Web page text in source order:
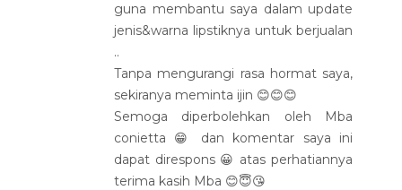
guna membantu saya dalam update
jenis&warna lipstiknya untuk berjualan
..
Tanpa mengurangi rasa hormat saya,
sekiranya meminta ijin 😊😊😊
Semoga diperbolehkan oleh Mba
conietta 😁 dan komentar saya ini
dapat direspons 😀 atas perhatiannya
terima kasih Mba 😊😇😘